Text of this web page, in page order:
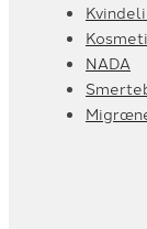
NADA